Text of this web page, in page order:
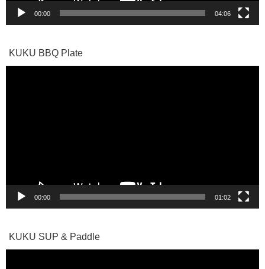
00:00 04:06
KUKU BBQ Plate
00:00 01:02
KUKU SUP & Paddle